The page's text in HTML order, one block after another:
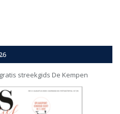
streekgids De Kempen